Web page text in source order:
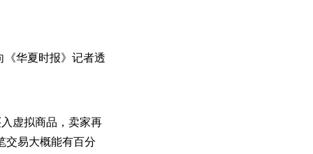
华夏时报》记者透
虚拟商品，卖家再
交易大概能有百分